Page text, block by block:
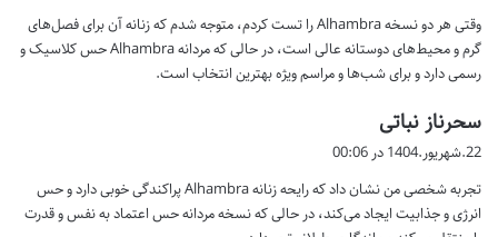
:
وقتی هر دو نسخه Alhambra را تست کردم، متوجه شدم که زنانه آن برای فصل‌های
گرم و محیط‌های دوستانه عالی است، در حالی که مردانه Alhambra حس کلاسیک و
رسمی دارد و برای شب‌ها و مراسم ویژه بهترین انتخاب است.
سحرناز نباتی
ت
:
22.شهریور.1404 در 00:06
تجربه شخصی من نشان داد که رایحه زنانه Alhambra پراکندگی خوبی دارد و حس
انرژی و جذابیت ایجاد می‌کند، در حالی که نسخه مردانه حس اعتماد به نفس و قدرت